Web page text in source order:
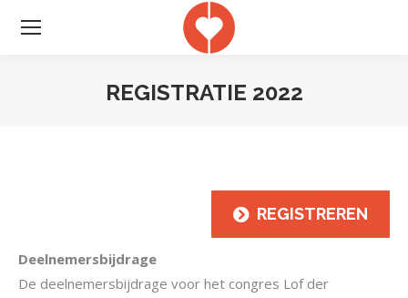
REGISTRATIE 2022
REGISTREREN
Deelnemersbijdrage
De deelnemersbijdrage voor het congres Lof der